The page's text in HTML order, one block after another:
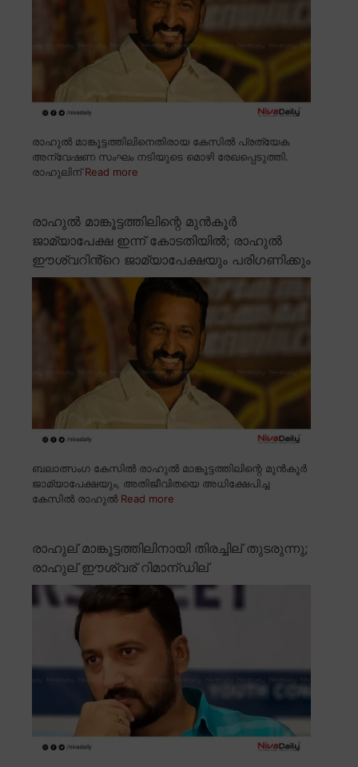
രാഹുൽ മാങ്കൂട്ടത്തിലിനെതിരായ കേസിൽ പ്രത്യേക
അന്വേഷണ സംഘം നടിയുടെ മൊഴി രേഖപ്പെടുത്തി.
രാഹുലിന്Read more
രാഹുൽ മാങ്കൂട്ടത്തിലിന്റെ മുൻകൂർ
ജാമ്യാപേക്ഷ ഇന്ന് കോടതിയിൽ; രാഹുൽ
ഈശ്വറിൻ്റെ ജാമ്യാപേക്ഷയും പരിഗണിക്കും
ബലാത്സംഗ കേസിൽ രാഹുൽ മാങ്കൂട്ടത്തിലിന്റെ മുൻകൂർ
ജാമ്യാപേക്ഷയും, അതിജീവിതയെ അധിക്ഷേപിച്ച
കേസിൽ രാഹുൽ Read more
രാഹുല് മാങ്കൂട്ടത്തിലിനായി തിരച്ചില് തുടരുന്നു;
രാഹുല് ഈശ്വര് റിമാന്ഡില്